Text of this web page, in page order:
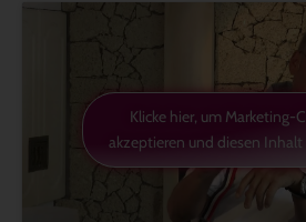
Klicke hier, um Marketing-
akzeptieren und diesen Inhalt